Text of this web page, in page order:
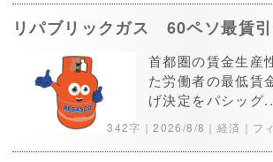
リパブリックガス 60ペソ最賃
首都圏の賃金生産
た労働者の最低賃
げ決定をパシッグ
342字｜2026/8/8 ｜経済｜フ